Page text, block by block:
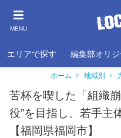
MENU
エリアで探す 編集部オリ
ホーム 地域別
苦杯を喫した「組織
役”を目指し。若手主
【福岡県福岡市】